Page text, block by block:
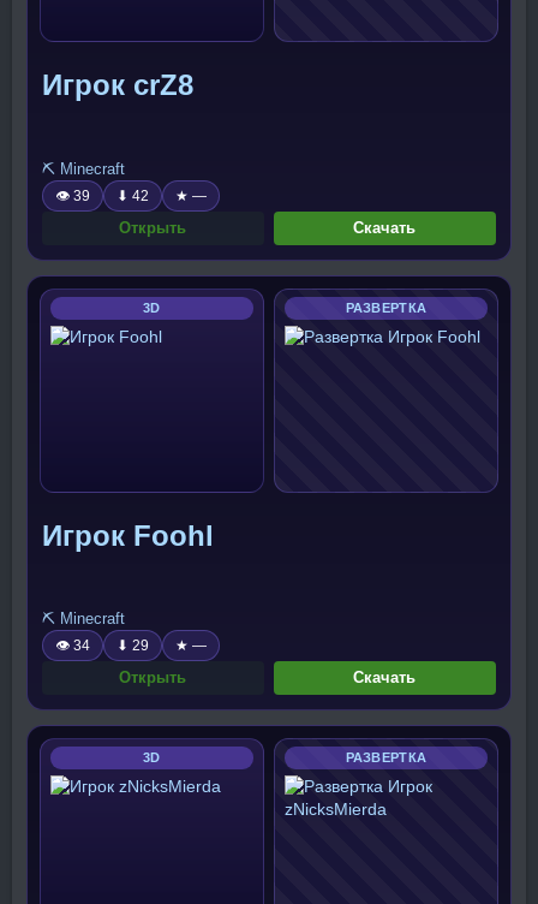
Игрок crZ8
⛏️ Minecraft
👁 39 ⬇ 42 ★ —
Открыть Скачать
3D РАЗВЕРТКА
Игрок Foohl
⛏️ Minecraft
👁 34 ⬇ 29 ★ —
Открыть Скачать
3D РАЗВЕРТКА